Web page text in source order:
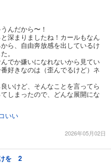
んだから〜！
深まりましたね！カールもなん
ら、自由奔放感を出しているけ
。
でか嫌いになれないから見てい
好きなのは（歪んでるけど）ネ
いけど、そんなことを言ってら
しまったので、どんな展開にな
いい
2026年05月02日
けを 2